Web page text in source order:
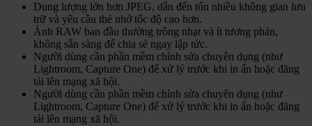
Dung lượng lớn hơn JPEG, dẫn đến tốn nhiều không gian lưu
trữ và yêu cầu thẻ nhớ tốc độ cao hơn.
Ảnh RAW ban đầu thường trông nhạt và ít tương phản,
không sẵn sàng để chia sẻ ngay lập tức.
Người dùng cần phần mềm chỉnh sửa chuyên dụng (như
Lightroom, Capture One) để xử lý trước khi in ấn hoặc đăng
tải lên mạng xã hội.
Người dùng cần phần mềm chỉnh sửa chuyên dụng (như
Lightroom, Capture One) để xử lý trước khi in ấn hoặc đăng
tải lên mạng xã hội.